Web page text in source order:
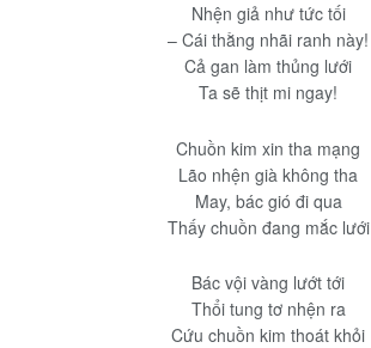
Nhện giả như tức tối
– Cái thằng nhãi ranh này!
Cả gan làm thủng lưới
Ta sẽ thịt mi ngay!
Chuồn kim xin tha mạng
Lão nhện già không tha
May, bác gió đi qua
Thấy chuồn đang mắc lưới
Bác vội vàng lướt tới
Thổi tung tơ nhện ra
Cứu chuồn kim thoát khỏi